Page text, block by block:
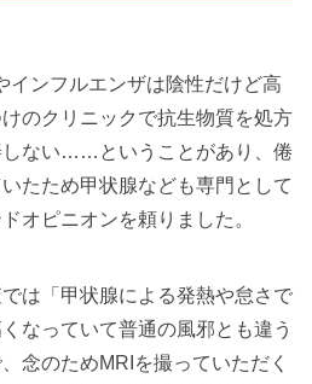
インフルエンザは陰性だけど高
のクリニックで抗生物質を処方
しない……ということがあり、倦
たため甲状腺なども専門として
オピニオンを頼りました。
は「甲状腺による発熱や怠さで
なっていて普通の風邪とも違う
念のためMRIを撮っていただく